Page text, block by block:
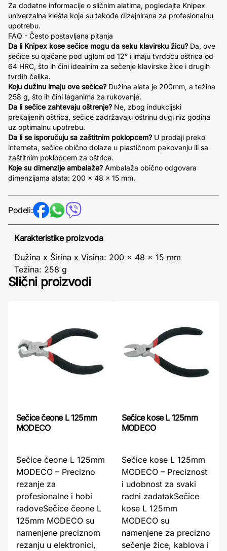
Za dodatne informacije o sličnim alatima, pogledajte Knipex
univerzalna klešta koja su takođe dizajnirana za profesionalnu
upotrebu.
FAQ - Često postavljana pitanja
Da li Knipex kose sečice mogu da seku klavirsku žicu? Da, ove
sečice su ojačane pod uglom od 12° i imaju tvrdoću oštrica od
64 HRC, što ih čini idealnim za sečenje klavirske žice i drugih
tvrdih čelika.
Koju dužinu imaju ove sečice? Dužina alata je 200mm, a težina
258 g, što ih čini laganima za rukovanje.
Da li sečice zahtevaju oštrenje? Ne, zbog indukcijski
prekaljenih oštrica, sečice zadržavaju oštrinu dugi niz godina
uz optimalnu upotrebu.
Da li se isporučuju sa zaštitnim poklopcem? U prodaji preko
interneta, sečice obično dolaze u plastičnom pakovanju ili sa
zaštitnim poklopcem za oštrice.
Koje su dimenzije ambalaže? Ambalaža obično odgovara
dimenzijama alata: 200 x 48 x 15 mm.
Podeli:
Karakteristike proizvoda
Dužina x Širina x Visina: 200 x 48 x 15 mm
Težina: 258 g
Slični proizvodi
Sečice čeone L 125mm
MODECO
Sečice čeone L 125mm
MODECO – Precizno
rezanje za
profesionalne i hobi
radoveSečice čeone L
125mm MODECO su
namenjene preciznom
rezanju u elektronici,
Sečice kose L 125mm
MODECO
Sečice kose L 125mm
MODECO – Preciznost
i udobnost za svaki
radni zadatakSečice
kose L 125mm
MODECO su
namenjene za precizno
sečenje žice, kablova i